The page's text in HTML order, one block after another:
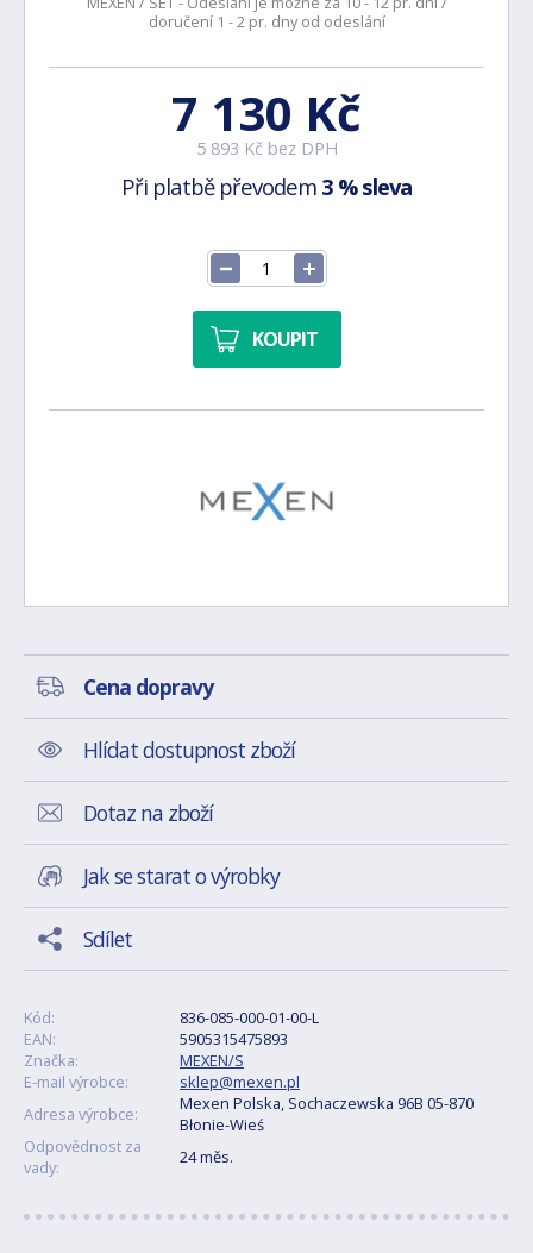
doručení 1 - 2 pr. dny od odeslání
7 130 Kč
5 893 Kč bez DPH
Při platbě převodem 3 % sleva
KOUPIT
Cena dopravy
Hlídat dostupnost zboží
Dotaz na zboží
Jak se starat o výrobky
Sdílet
Kód:
836-085-000-01-00-L
EAN:
5905315475893
Značka:
MEXEN/S
E-mail výrobce:
sklep@mexen.pl
Adresa výrobce:
Mexen Polska, Sochaczewska 96B 05-870
Błonie-Wieś
Odpovědnost za
vady:
24 měs.